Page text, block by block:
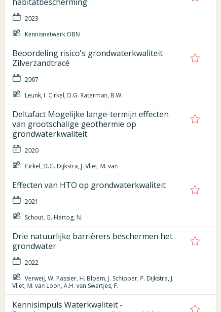
2023
Kennisnetwerk OBN
Beoordeling risico's grondwaterkwaliteit
Zilverzandtracé
2007
Leunk, I. Cirkel, D.G. Raterman, B.W.
Deltafact Mogelijke lange-termijn effecten
van grootschalige geothermie op
grondwaterkwaliteit
2020
Cirkel, D.G. Dijkstra, J. Vliet, M. van
Effecten van HTO op grondwaterkwaliteit
2021
Schout, G. Hartog, N.
Drie natuurlijke barrièrers beschermen het
grondwater
2022
Verweij, W. Passier, H. Bloem, J. Schipper, P. Dijkstra, J.
Vliet, M. van Loon, A.H. van Swartjes, F.
Kennisimpuls Waterkwaliteit -